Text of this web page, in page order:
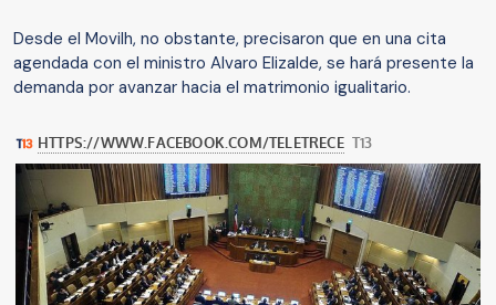
Desde el Movilh, no obstante, precisaron que en una cita
agendada con el ministro Alvaro Elizalde, se hará presente la
demanda por avanzar hacia el matrimonio igualitario.